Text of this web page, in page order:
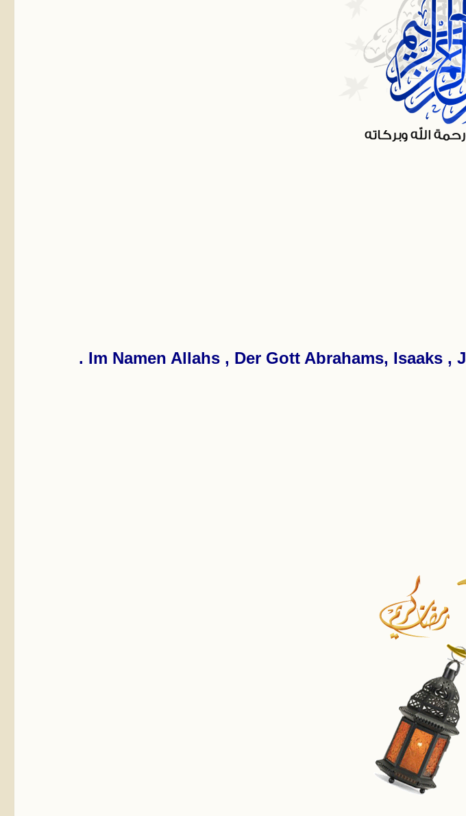
Im Namen Allahs , Der Gott Abrahams, Isaaks ,